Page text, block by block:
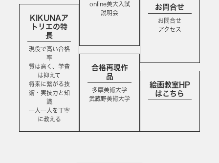
KIKUNAア
トリエの特
長
現役で高い合格
率
質は高く、学費
は抑えて
将来に繋がる技
術・実技力と知
識
一人一人を丁寧
に教える
online美大入試
説明会
合格再現作
品
多摩美術大学
武蔵野美術大学
お問合せ
お問合せ
アクセス
絵画教室HP
はこちら